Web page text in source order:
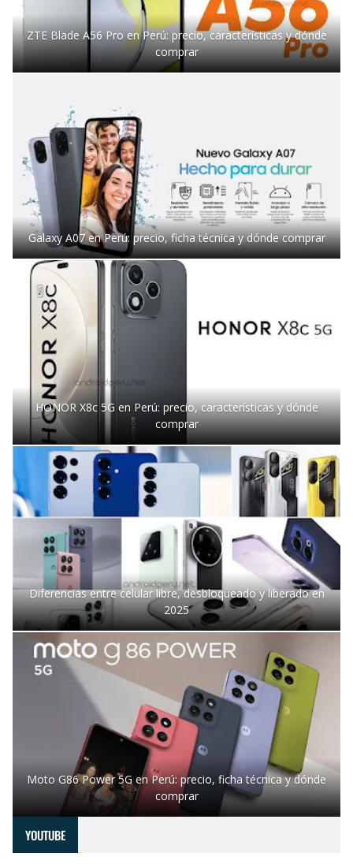
ZTE Blade A56 Pro en Perú: precio, características y dónde
comprar
Galaxy A07 en Perú: precio, ficha técnica y dónde comprar
HONOR X8c 5G en Perú: precio, características y dónde
comprar
Diferencias entre celular libre, desbloqueado y liberado en
2025
Moto G86 Power 5G en Perú: precio, ficha técnica y dónde
comprar
YOUTUBE